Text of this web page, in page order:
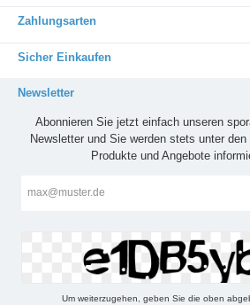
Zahlungsarten
Sicher Einkaufen
Newsletter
Abonnieren Sie jetzt einfach unseren
Newsletter und Sie werden stets unter
Produkte und Angebote
Um weiterzugehen, geben Sie die oben